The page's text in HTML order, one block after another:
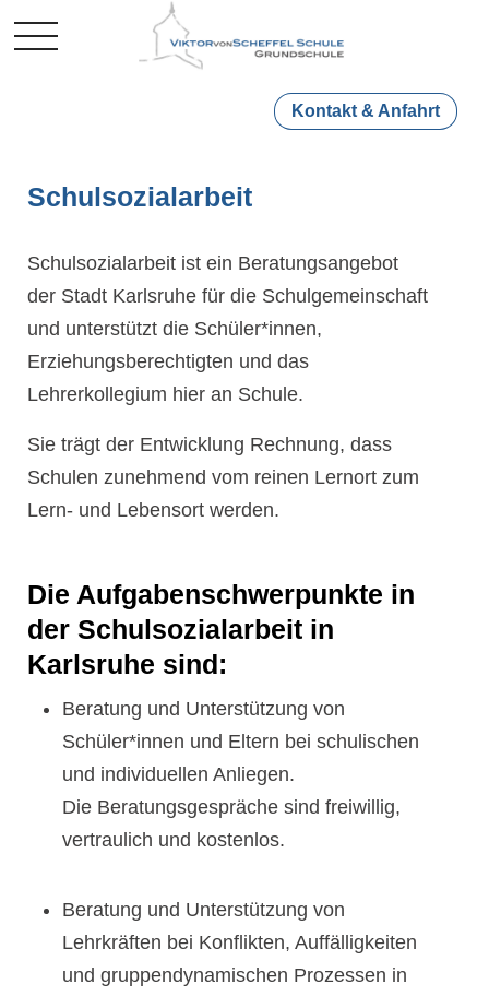
Mobile Menu Toggle
Kontakt & Anfahrt
Schulsozialarbeit
Schulsozialarbeit ist ein Beratungsangebot
der Stadt Karlsruhe für die Schulgemeinschaft
und unterstützt die Schüler*innen,
Erziehungsberechtigten und das
Lehrerkollegium hier an Schule.
Sie trägt der Entwicklung Rechnung, dass
Schulen zunehmend vom reinen Lernort zum
Lern- und Lebensort werden.
Die Aufgabenschwerpunkte in
der Schulsozialarbeit in
Karlsruhe sind:
Beratung und Unterstützung von
Schüler*innen und Eltern bei schulischen
und individuellen Anliegen.
Die Beratungsgespräche sind freiwillig,
vertraulich und kostenlos.
Beratung und Unterstützung von
Lehrkräften bei Konflikten, Auffälligkeiten
und gruppendynamischen Prozessen in